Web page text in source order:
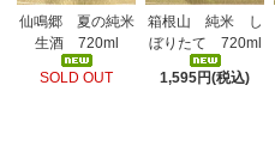
仙鳴郷 夏の純米
生酒 720ml
SOLD OUT
箱根山 純米 し
ぼりたて 720ml
1,595円(税込)